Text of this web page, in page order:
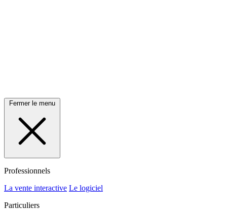
Fermer le menu
Professionnels
La vente interactive Le logiciel
Particuliers